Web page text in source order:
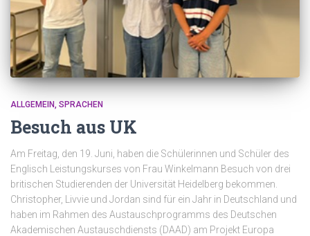
ALLGEMEIN SPRACHEN
Besuch aus UK
Am Freitag, den 19. Juni, haben die Schülerinnen und Schüler des
Englisch Leistungskurses von Frau Winkelmann Besuch von drei
britischen Studierenden der Universität Heidelberg bekommen.
Christopher, Livvie und Jordan sind für ein Jahr in Deutschland und
haben im Rahmen des Austauschprogramms des Deutschen
Akademischen Austauschdiensts (DAAD) am Projekt Europa